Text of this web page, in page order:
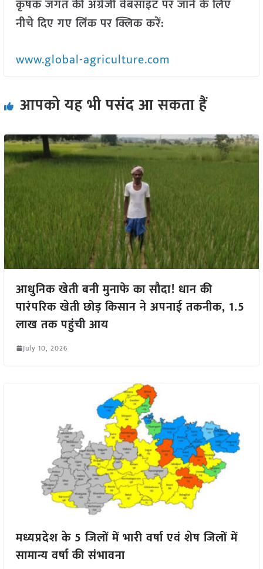
कृषक जगत की अंग्रेजी वेबसाइट पर जाने के लिए
नीचे दिए गए लिंक पर क्लिक करें:
www.global-agriculture.com
आपको यह भी पसंद आ सकता हैं
आधुनिक खेती बनी मुनाफे का सौदा! धान की
पारंपरिक खेती छोड़ किसान ने अपनाई तकनीक, 1.5
लाख तक पहुंची आय
July 10, 2026
मध्यप्रदेश के 5 जिलों में भारी वर्षा एवं शेष जिलों में
सामान्य वर्षा की संभावना